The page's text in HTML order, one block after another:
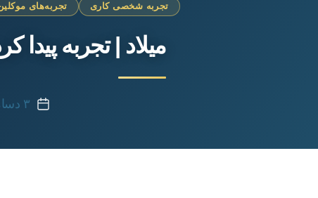
تجربه شخصی کاری تجربه‌های
میلاد | تجربه پیدا
تاریخ۳ دسامبر ۲۰۲۰